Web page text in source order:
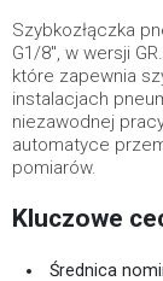
Szybkozłączka
G1/8", w wersji
które zapewnia
instalacjach
niezawodnej
automatyce
pomiarów.
Kluczowe
Średnica